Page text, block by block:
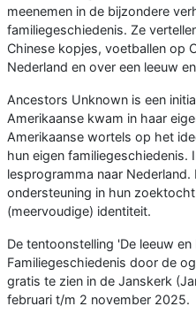
meenemen in de bijzondere
familiegeschiedenis. Ze
Chinese kopjes, voetballen op
Nederland en over een leeuw
Ancestors Unknown is een
Amerikaanse kwam in haar
Amerikaanse wortels op het
hun eigen familiegeschiedenis.
lesprogramma naar
ondersteuning in hun
(meervoudige) identiteit.
De tentoonstelling 'De leeuw
Familiegeschiedenis door de
gratis te zien in de Janskerk
februari t/m 2 november 2025.